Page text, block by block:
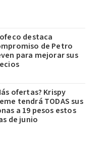
destaca
de Petro
para mejorar sus
ofertas? Krispy
tendrá TODAS sus
a 19 pesos estos
de junio